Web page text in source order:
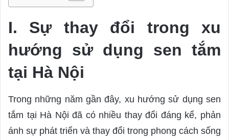
I. Sự thay đổi trong xu
hướng sử dụng sen tắm
tại Hà Nội
Trong những năm gần đây, xu hướng sử dụng sen
tắm tại Hà Nội đã có nhiều thay đổi đáng kể, phản
ánh sự phát triển và thay đổi trong phong cách sống